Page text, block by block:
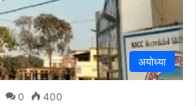
अयोध्या
0 400